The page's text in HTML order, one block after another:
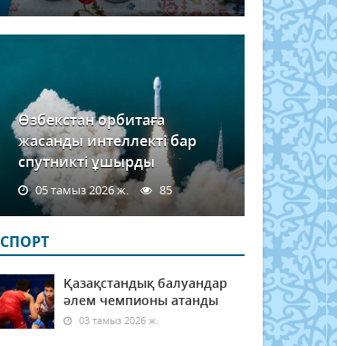
Өзбекстан орбитаға
жасанды интеллекті бар
спутникті ұшырды
05 тамыз 2026 ж. 85
СПОРТ
Қазақстандық балуандар
әлем чемпионы атанды
03 тамыз 2026 ж.